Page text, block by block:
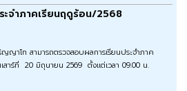
ะจำภาคเรียนฤดูร้อน/2568
โท สามารถตรวจสอบผลการเรียนประจำภาค
สาร์ที่ 20 มิถุนายน 2569 ตั้งแต่เวลา 09.00 น.